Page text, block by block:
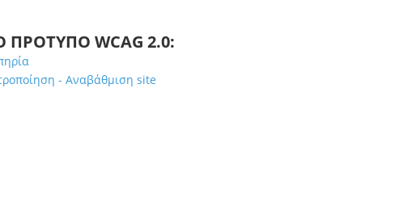
WCAG 2.0:
- Αναβάθμιση site